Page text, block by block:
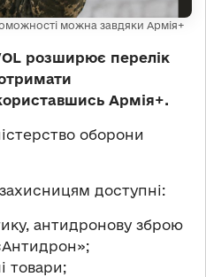
можна завдяки Армія+
розширює перелік
Армія+.
оборони
доступні:
антидронову зброю
товари;